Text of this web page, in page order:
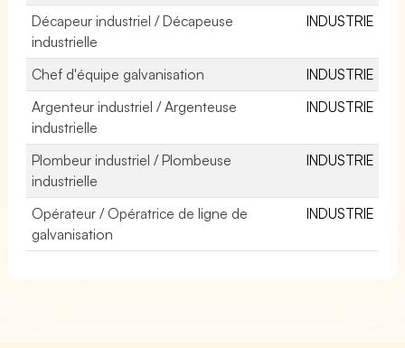
Décapeur industriel / Décapeuse
industrielle
INDUSTRIE
Chef d'équipe galvanisation
INDUSTRIE
Argenteur industriel / Argenteuse
industrielle
INDUSTRIE
Plombeur industriel / Plombeuse
industrielle
INDUSTRIE
Opérateur / Opératrice de ligne de
galvanisation
INDUSTRIE